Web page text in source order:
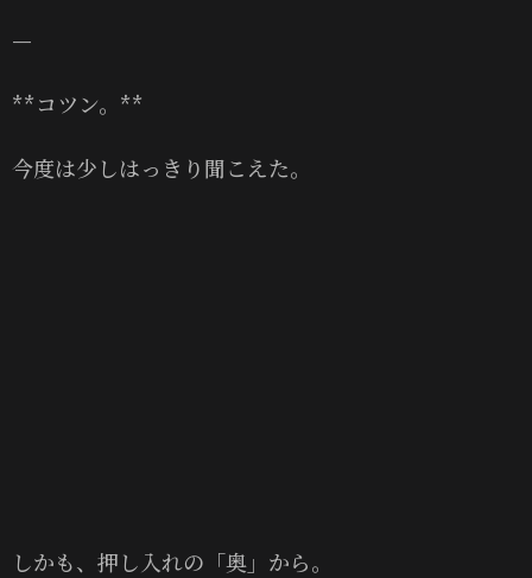
—
**コツン。**
今度は少しはっきり聞こえた。
しかも、押し入れの「奥」から。